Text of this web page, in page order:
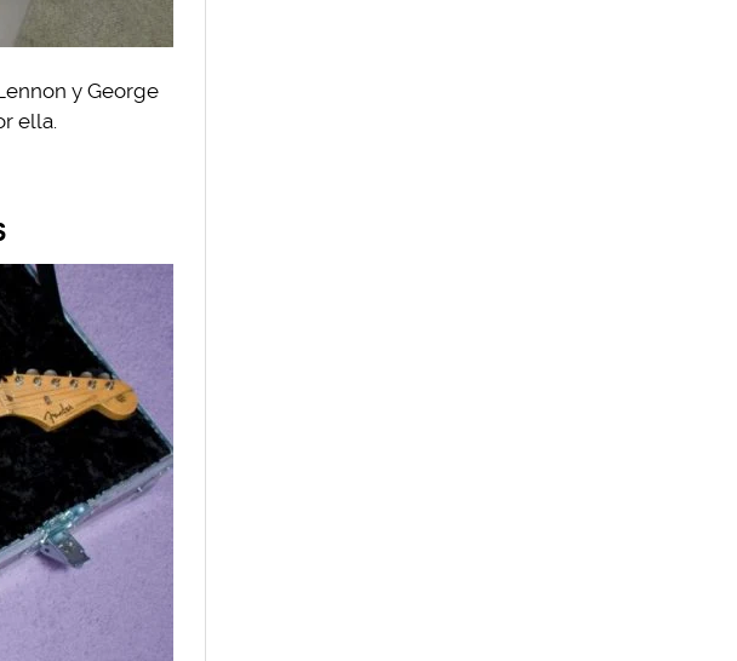
y George
ella.